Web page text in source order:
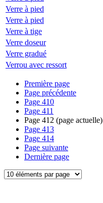
Verre à pied
Verre à pied
Verre à tige
Verre doseur
Verre gradué
Verrou avec ressort
Première page
Page précédente
Page 410
Page 411
Page 412 (page actuelle)
Page 413
Page 414
Page suivante
Dernière page